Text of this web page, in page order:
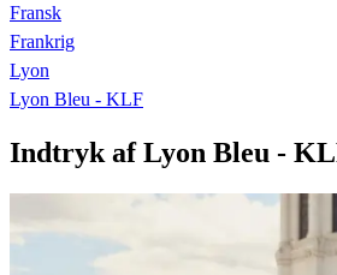
Fransk
Frankrig
Lyon
Lyon Bleu - KLF
Indtryk af Lyon Bleu -